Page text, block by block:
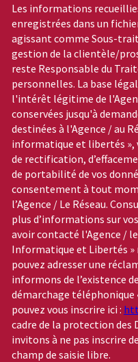
Les informations
enregistrées dans un
agissant comme Sous-
gestion de la clientèle/
reste Responsable du
personnelles. La base
l'intérêt légitime de
conservées jusqu'à
destinées à l'Agence / au
informatique et libertés »,
de rectification,
de portabilité de vos
consentement à tout
l’Agence / Le Réseau.
plus d’informations sur
avoir contacté l'Agence /
Informatique et Libertés »
pouvez adresser une
informons de l’existence
démarchage téléphonique
pouvez vous inscrire ici :
cadre de la protection des
invitons à ne pas inscrire
champ de saisie libre.